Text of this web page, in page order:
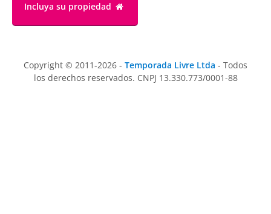
Incluya su propiedad
Copyright © 2011-2026 - Temporada Livre Ltda - Todos
los derechos reservados. CNPJ 13.330.773/0001-88